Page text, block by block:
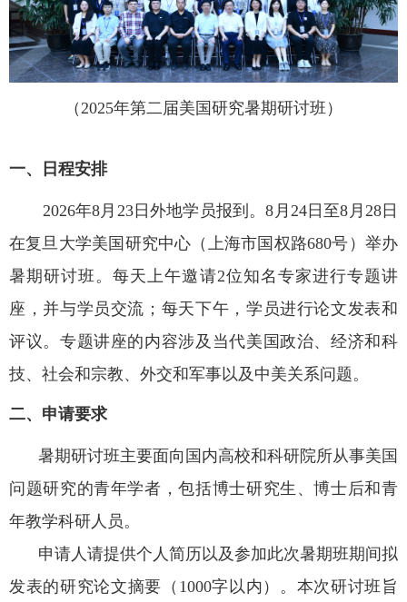
（2025年第二届美国研究暑期研讨班）
一、日程安排
2026年8月23日外地学员报到。8月24日至8月28日
在复旦大学美国研究中心（上海市国权路680号）举办
暑期研讨班。每天上午邀请2位知名专家进行专题讲
座，并与学员交流；每天下午，学员进行论文发表和
评议。专题讲座的内容涉及当代美国政治、经济和科
技、社会和宗教、外交和军事以及中美关系问题。
二、申请要求
暑期研讨班主要面向国内高校和科研院所从事美国
问题研究的青年学者，包括博士研究生、博士后和青
年教学科研人员。
申请人请提供个人简历以及参加此次暑期班期间拟
发表的研究论文摘要（1000字以内）。本次研讨班旨